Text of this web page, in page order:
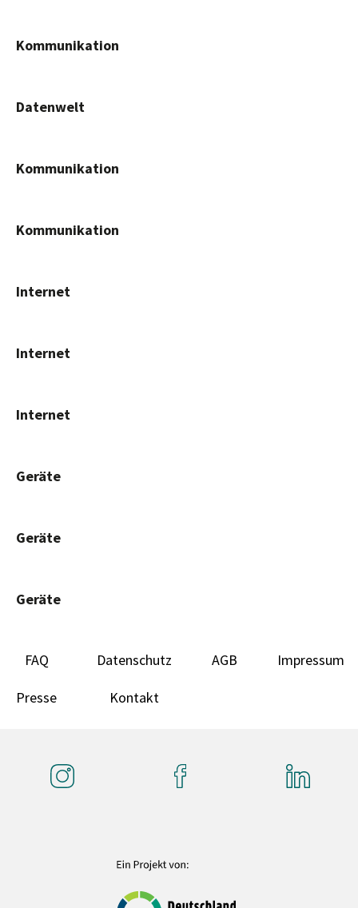
Kommunikation
Datenwelt
Kommunikation
Kommunikation
Internet
Internet
Internet
Geräte
Geräte
Geräte
FAQ Datenschutz AGB Impressum
Presse Kontakt